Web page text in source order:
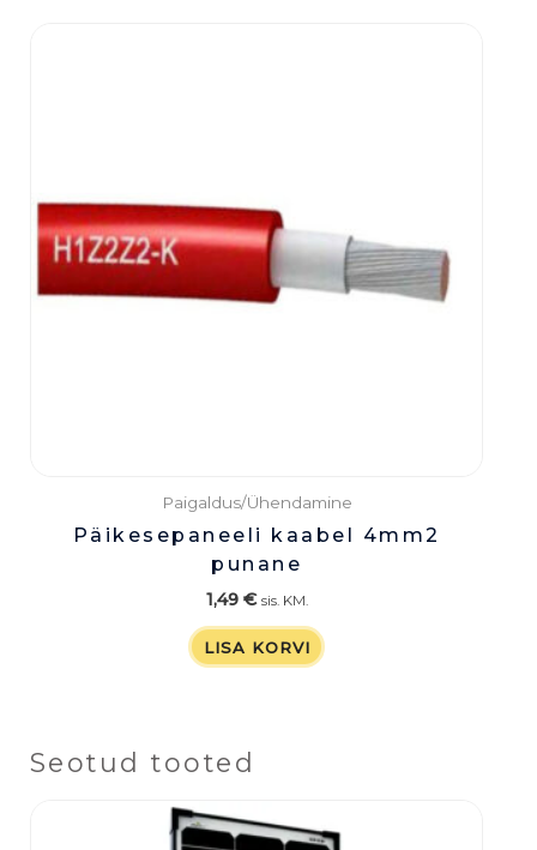
Paigaldus/Ühendamine
Päikesepaneeli kaabel 4mm2
punane
1,49 € sis. KM.
LISA KORVI
Seotud tooted